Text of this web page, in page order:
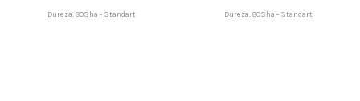
Dureza: 80Sha - Standart Dureza: 80Sha - Standart